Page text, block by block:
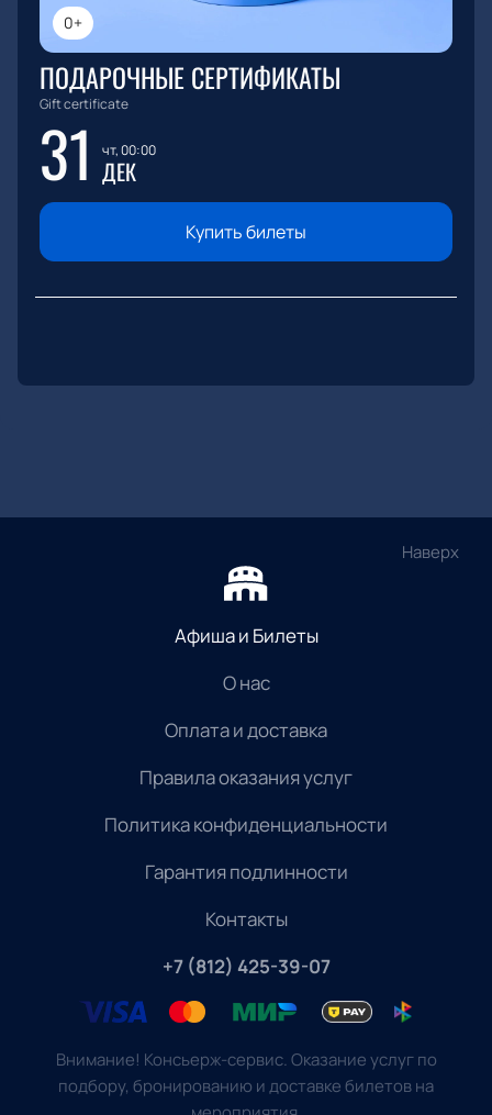
0+
ПОДАРОЧНЫЕ СЕРТИФИКАТЫ
Gift certificate
31 чт, 00:00
ДЕК
Купить билеты
Наверх
Афиша и Билеты
О нас
Оплата и доставка
Правила оказания услуг
Политика конфиденциальности
Гарантия подлинности
Контакты
+7 (812) 425-39-07
Внимание! Консьерж-сервис. Оказание услуг по
подбору, бронированию и доставке билетов на